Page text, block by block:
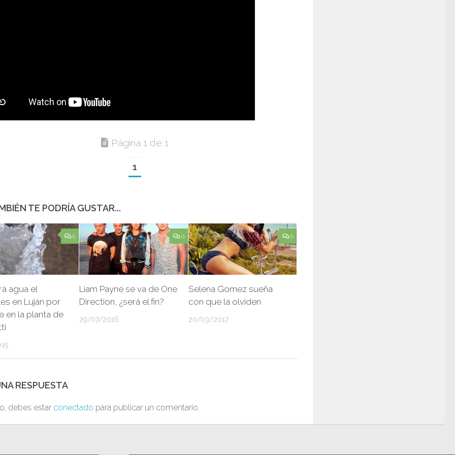
Página 1 de 1
1
TE PODRÍA GUSTAR...
0
agua el
en Luján por
en la planta de
0
Liam Payne se va de One
Direction, ¿será el fin?
29/07/2016
0
Selena Gomez sueña
con que la olviden
20/03/2017
RESPUESTA
debes estar conectado para publicar un comentario.